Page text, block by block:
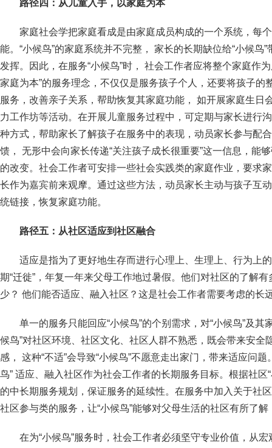
路径四：从儿童入手，以家庭为本
家庭社会学把家庭看成是由家庭成员构成的一个系统，每
能。“小候鸟”的家庭系统并不完整， 家长的长期缺位给“小候鸟
发挥。因此，在服务“小候鸟”时， 社会工作者应将整个家庭作
家庭为本”的服务理念，不仅仅是服务孩子个人，还要将孩子的
服务，改善亲子关系，帮助恢复其家庭功能， 如开展家庭生日
力工作坊等活动。在开展儿童服务过程中，可定期与家长进行
种方式，帮助家长了解孩子在服务中的表现，动员家长参与配
馈， 无形中会向家长传递“关注孩子成长很重要”这一信息，能
的改变。社会工作者可安排一些社会实践类的家庭作业，要求
长作为嘉宾前来观摩。通过这些方法，动员家长主动与孩子互
统链接，恢复家庭功能。
路径五：从社区适应到社区融合
适应是指为了更好地生存而进行心理上、生理上、行为上
期“迁徙”，年复一年来父母工作地过暑假。他们对社区的了解
少？ 他们能否适应、融入社区？这是社会工作者需要考虑的长
单一的服务只能回应“小候鸟”的个别需求，对“小候鸟”及其
候鸟”对社区环境、社区文化、社区人群不熟悉，既会带来安全
感， 这种“不适”会导致“小候鸟”不愿意走出家门，带来适应问题
鸟” 适应、融入社区作为社会工作者的长期服务目标。根据社区
的中长期服务规划，保证服务的延续性。在服务中加入关于社
社区参与类的服务，让“小候鸟”能够对父母生活的社区有所了
在为“小候鸟”服务时，社会工作者必须坚守专业价值，从